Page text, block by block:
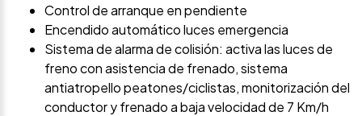
Control de arranque en pendiente
Encendido automático luces emergencia
Sistema de alarma de colisión: activa las luces de
freno con asistencia de frenado, sistema
antiatropello peatones/ciclistas, monitorización del
conductor y frenado a baja velocidad de 7 Km/h